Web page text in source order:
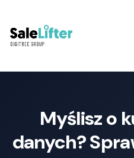
Myślisz o
danych?